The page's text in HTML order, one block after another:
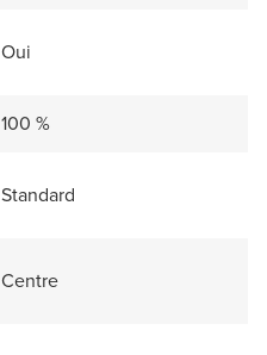
Oui
100 %
Standard
Centre